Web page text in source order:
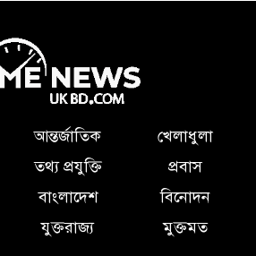
আন্তর্জাতিক
খেলাধুলা
তথ্য প্রযুক্তি
প্রবাস
বাংলাদেশ
বিনোদন
যুক্তরাজ্য মুক্তমত